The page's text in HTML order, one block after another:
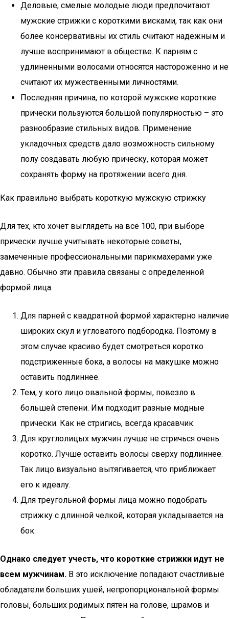
Деловые, смелые молодые люди предпочитают
мужские стрижки с короткими висками, так как они
более консервативны их стиль считают надежным и
лучше воспринимают в обществе. К парням с
удлиненными волосами относятся настороженно и не
считают их мужественными личностями.
Последняя причина, по которой мужские короткие
прически пользуются большой популярностью – это
разнообразие стильных видов. Применение
укладочных средств дало возможность сильному
полу создавать любую прическу, которая может
сохранять форму на протяжении всего дня.
Как правильно выбрать короткую мужскую стрижку
Для тех, кто хочет выглядеть на все 100, при выборе
прически лучше учитывать некоторые советы,
замеченные профессиональными парикмахерами уже
давно. Обычно эти правила связаны с определенной
формой лица.
Для парней с квадратной формой характерно наличие
широких скул и угловатого подбородка. Поэтому в
этом случае красиво будет смотреться коротко
подстриженные бока, а волосы на макушке можно
оставить подлиннее.
Тем, у кого лицо овальной формы, повезло в
большей степени. Им подходит разные модные
прически. Как не стригись, всегда красавчик.
Для круглолицых мужчин лучше не стричься очень
коротко. Лучше оставить волосы сверху подлиннее.
Так лицо визуально вытягивается, что приближает
его к идеалу.
Для треугольной формы лица можно подобрать
стрижку с длинной челкой, которая укладывается на
бок.
Однако следует учесть, что короткие стрижки идут не
всем мужчинам. В это исключение попадают счастливые
обладатели больших ушей, непропорциональной формы
головы, больших родимых пятен на голове, шрамов и